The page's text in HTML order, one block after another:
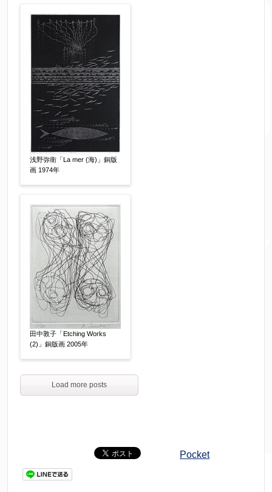
浅野弥衛「La mer (海)」銅版
画 1974年
田中敦子「Etching Works
(2)」銅版画 2005年
Load more posts
Pocket